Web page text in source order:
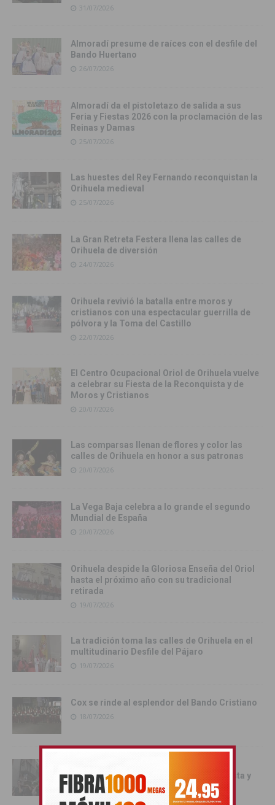
31/07/2026
Almoradí presume de raíces con el desfile del
Bando Huertano
26/07/2026
Almoradí da el pistoletazo de salida a sus
Feria y Fiestas 2026 con la proclamación de las
Reinas y Damas
25/07/2026
Las huestes del Rey Fernando reconquistan la
Orihuela medieval
25/07/2026
La Gran Retreta Festera llena las calles de
Orihuela de diversión
24/07/2026
Orihuela revivió la batalla entre moros y
cristianos con una espectacular guerrilla de
pólvora y la Toma del Castillo
22/07/2026
El Centro Ocupacional Oriol de Orihuela vuelve
a celebrar su Fiesta de la Reconquista y de
Moros y Cristianos
20/07/2026
Las comparsas llenan de flores y color las
calles de Orihuela en honor a sus patronas
20/07/2026
La Vega Baja celebra a lo grande el segundo
Mundial de España
20/07/2026
Orihuela despide la Gloriosa Enseña del Oriol
hasta el próximo año con su tradicional
retirada
19/07/2026
La tradición toma las calles de Orihuela en el
multitudinario Desfile del Pájaro
19/07/2026
Cox se rinde al esplendor del Bando Cristiano
18/07/2026
Fiestas con el traslado de las Santas Justa y
Rufina
18/07/2026